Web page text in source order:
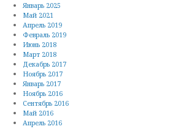
Январь 2025
Май 2021
Апрель 2019
Февраль 2019
Июнь 2018
Март 2018
Декабрь 2017
Ноябрь 2017
Январь 2017
Ноябрь 2016
Сентябрь 2016
Май 2016
Апрель 2016